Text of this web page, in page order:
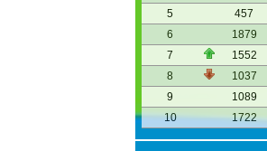
5
457
6
1879
7
1552
8
1037
9
1089
10
1722